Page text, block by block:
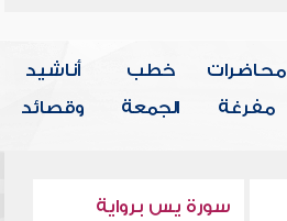
محاضرات
مفرغة
خطب
الجمعة
أناشيد
وقصائد
سورة يس برواية